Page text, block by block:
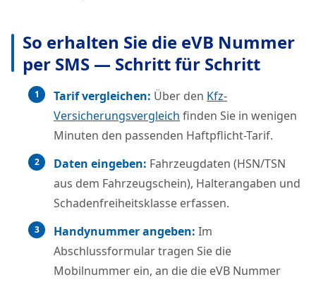
So erhalten Sie die eVB Nummer
per SMS — Schritt für Schritt
Tarif vergleichen: Über den Kfz-
Versicherungsvergleich finden Sie in wenigen
Minuten den passenden Haftpflicht-Tarif.
Daten eingeben: Fahrzeugdaten (HSN/TSN
aus dem Fahrzeugschein), Halterangaben und
Schadenfreiheitsklasse erfassen.
Handynummer angeben: Im
Abschlussformular tragen Sie die
Mobilnummer ein, an die die eVB Nummer